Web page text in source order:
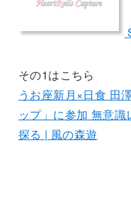
その1はこちら
うお座新月×日食 田
ップ」に参加 無意
探る | 風の森遊